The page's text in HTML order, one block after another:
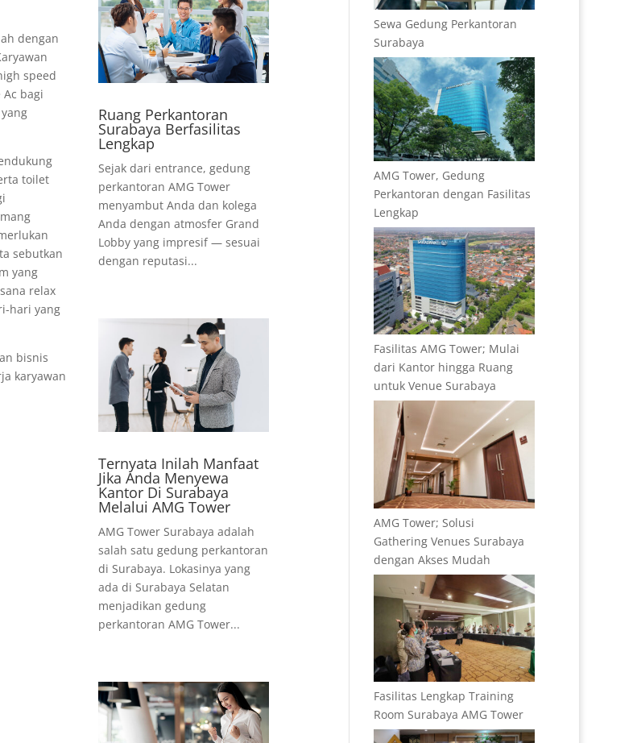
dengan
speed
bagi
toilet
sebutkan
yang
relax
hari yang
bisnis
karyawan
Ruang Perkantoran
Surabaya Berfasilitas
Lengkap
Sejak dari entrance, gedung
perkantoran AMG Tower
menyambut Anda dan kolega
Anda dengan atmosfer Grand
Lobby yang impresif — sesuai
dengan reputasi...
Ternyata Inilah Manfaat
Jika Anda Menyewa
Kantor Di Surabaya
Melalui AMG Tower
AMG Tower Surabaya adalah
salah satu gedung perkantoran
di Surabaya. Lokasinya yang
ada di Surabaya Selatan
menjadikan gedung
perkantoran AMG Tower...
Sewa Gedung Perkantoran
Surabaya
AMG Tower, Gedung
Perkantoran dengan Fasilitas
Lengkap
Fasilitas AMG Tower; Mulai
dari Kantor hingga Ruang
untuk Venue Surabaya
AMG Tower; Solusi
Gathering Venues Surabaya
dengan Akses Mudah
Fasilitas Lengkap Training
Room Surabaya AMG Tower